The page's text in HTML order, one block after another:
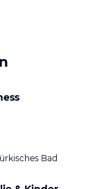
Bad